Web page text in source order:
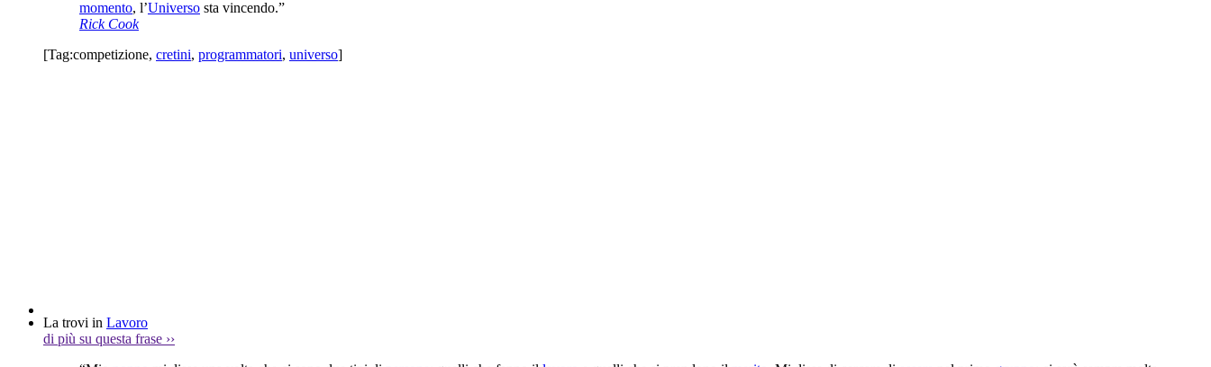
momento, l’Universo sta vincendo.”
Rick Cook
[Tag:competizione, cretini, programmatori, universo]
La trovi in Lavoro
di più su questa frase ››